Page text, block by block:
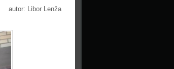
autor: Libor Lenža